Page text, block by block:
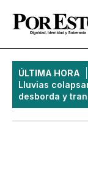
ÚLTIMA HORA
Lluvias
desborda y